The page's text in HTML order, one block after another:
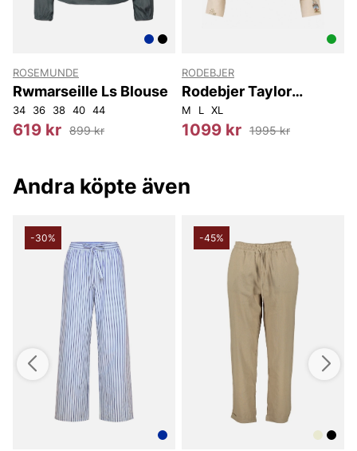
ROSEMUNDE
Rwmarseille Ls Blouse
34 36 38 40 44
619 kr 899 kr
RODEBJER
Rodebjer Taylor
Duchess
M L XL
1099 kr 1995 kr
Andra köpte även
-30% -45%